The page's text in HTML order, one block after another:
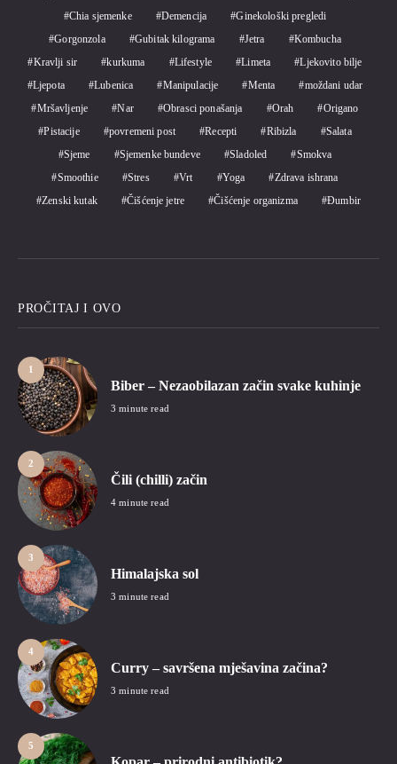
Chia sjemenke
Demencija
Ginekološki pregledi
Gorgonzola
Gubitak kilograma Jetra
Kombucha
Kravlji sir
kurkuma Lifestyle Limeta
Ljekovito bilje
Ljepota
Lubenica Manipulacije Menta
moždani udar
Mršavljenje
Nar Obrasci ponašanja Orah
Origano
Pistacije
povremeni post Recepti Ribizla
Salata
Sjeme
Sjemenke bundeve Sladoled
Smokva
Smoothie
Stres Vrt Yoga
Zdrava ishrana
Zenski kutak
Čišćenje jetre Čišćenje organizma Đumbir
PROČITAJ I OVO
1
Biber – Nezaobilazan začin svake kuhinje
3 minute read
2
Čili (chilli) začin
4 minute read
3
Himalajska sol
3 minute read
4
Curry – savršena mješavina začina?
3 minute read
5